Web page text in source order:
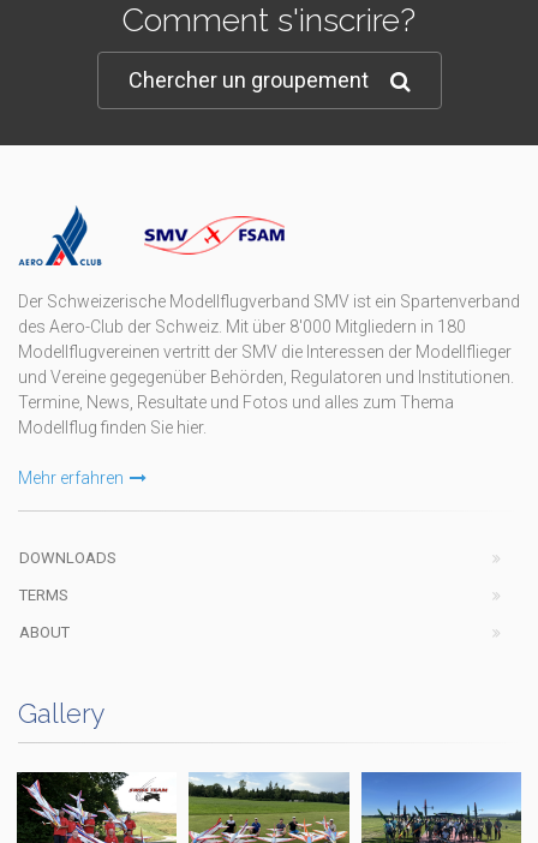
Comment s'inscrire?
Chercher un groupement
Der Schweizerische Modellflugverband SMV ist ein Spartenverband
des Aero-Club der Schweiz. Mit über 8'000 Mitgliedern in 180
Modellflugvereinen vertritt der SMV die Interessen der Modellflieger
und Vereine gegegenüber Behörden, Regulatoren und Institutionen.
Termine, News, Resultate und Fotos und alles zum Thema
Modellflug finden Sie hier.
Mehr erfahren
DOWNLOADS
TERMS
ABOUT
Gallery